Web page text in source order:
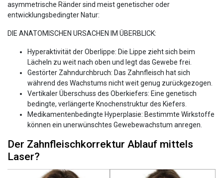
asymmetrische Ränder sind meist genetischer oder
entwicklungsbedingter Natur:
DIE ANATOMISCHEN URSACHEN IM ÜBERBLICK:
Hyperaktivität der Oberlippe: Die Lippe zieht sich beim
Lächeln zu weit nach oben und legt das Gewebe frei.
Gestörter Zahndurchbruch: Das Zahnfleisch hat sich
während des Wachstums nicht weit genug zurückgezogen.
Vertikaler Überschuss des Oberkiefers: Eine genetisch
bedingte, verlängerte Knochenstruktur des Kiefers.
Medikamentenbedingte Hyperplasie: Bestimmte Wirkstoffe
können ein unerwünschtes Gewebewachstum anregen.
Der Zahnfleischkorrektur Ablauf mittels
Laser?